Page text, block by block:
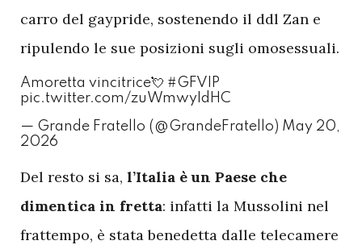
carro del gaypride, sostenendo il ddl Zan e
ripulendo le sue posizioni sugli omosessuali.
Amoretta vincitrice💘 #GFVIP
pic.twitter.com/zuWmwyIdHC
— Grande Fratello (@GrandeFratello) May 20,
2026
Del resto si sa, l’Italia è un Paese che
dimentica in fretta: infatti la Mussolini nel
frattempo, è stata benedetta dalle telecamere